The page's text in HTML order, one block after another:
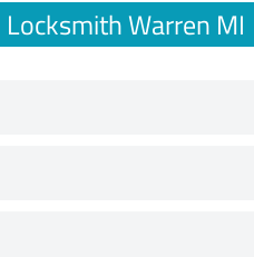
Locksmith Warren MI